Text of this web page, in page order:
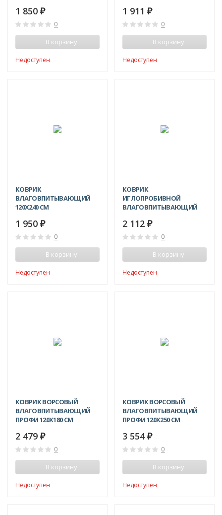
1 850 ₽
0
В корзину
Недоступен
1 911 ₽
0
В корзину
Недоступен
КОВРИК
ВЛАГОВПИТЫВАЮЩИЙ
120X240 СМ
1 950 ₽
0
В корзину
Недоступен
КОВРИК
ИГЛОПРОБИВНОЙ
ВЛАГОВПИТЫВАЮЩИЙ
2 112 ₽
0
В корзину
Недоступен
КОВРИК ВОРСОВЫЙ
ВЛАГОВПИТЫВАЮЩИЙ
ПРОФИ 120X180 СМ
2 479 ₽
0
В корзину
Недоступен
КОВРИК ВОРСОВЫЙ
ВЛАГОВПИТЫВАЮЩИЙ
ПРОФИ 120X250 СМ
3 554 ₽
0
В корзину
Недоступен